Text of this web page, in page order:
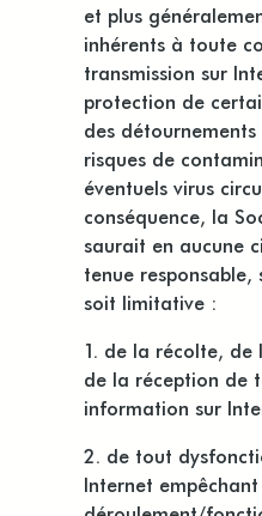
et plus
inhérents à toute
transmission sur
protection de
des
risques de
éventuels virus
conséquence, la
saurait en aucune
tenue
soit limitative :
1. de la récolte, de
de la réception de
information sur
2. de tout
Internet